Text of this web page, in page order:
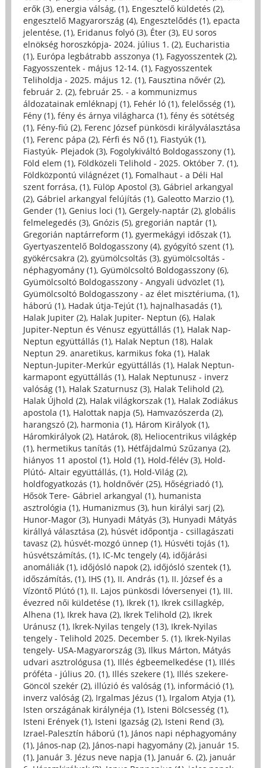
erők (3), energia válság, (1), Engesztelő küldetés (2),
engesztelő Magyarország (4), Engesztelődés (1), epacta
jelentése, (1), Eridanus folyó (3), Éter (3), EU soros
elnökség horoszkópja- 2024. július 1. (2), Eucharistia
(1), Európa legbátrabb asszonya (1), Fagyosszentek (2),
Fagyosszentek - május 12-14. (1), Fagyosszentek
Teliholdja - 2025. május 12. (1), Fausztina nővér (2),
február 2. (2), február 25. - a kommunizmus
áldozatainak emléknapj (1), Fehér ló (1), felelősség (1),
Fény (1), fény és árnya világharca (1), fény és sötétség
(1), Fény-fiú (2), Ferenc József pünkösdi királyválasztása
(1), Ferenc pápa (2), Férfi és Nő (1), Fiastyúk (1),
Fiastyúk- Plejadok (3), Fogolykiváltó Boldogasszony (1),
Föld elem (1), Földközeli Telihold - 2025. Október 7. (1),
Földközpontú világnézet (1), Fomalhaut - a Déli Hal
szent forrása, (1), Fülöp Apostol (3), Gábriel arkangyal
(2), Gábriel arkangyal felújítás (1), Galeotto Marzio (1),
Gender (1), Genius loci (1), Gergely-naptár (2), globális
felmelegedés (3), Gnózis (5), gregorián naptár (1),
Gregorián naptárreform (1), gyermekágyi időszak (1),
Gyertyaszentelő Boldogasszony (4), gyógyító szent (1),
gyökércsakra (2), gyümölcsoltás (3), gyümölcsoltás -
néphagyomány (1), Gyümölcsoltó Boldogasszony (6),
Gyümölcsoltó Boldogasszony - Angyali üdvözlet (1),
Gyümölcsoltó Boldogasszony - az élet misztériuma, (1),
háború (1), Hadak útja-Tejút (1), hajnalhasadás (1),
Halak Jupiter (2), Halak Jupiter- Neptun (6), Halak
Jupiter-Neptun és Vénusz együttállás (1), Halak Nap-
Neptun együttállás (1), Halak Neptun (18), Halak
Neptun 29. anaretikus, karmikus foka (1), Halak
Neptun-Jupiter-Merkúr együttállás (1), Halak Neptun-
karmapont együttállás (1), Halak Neptunusz - inverz
valóság (1), Halak Szaturnusz (3), Halak Telihold (2),
Halak Újhold (2), Halak világkorszak (1), Halak Zodiákus
apostola (1), Halottak napja (5), Hamvazószerda (2),
harangszó (2), harmonia (1), Három Királyok (1),
Háromkirályok (2), Határok, (8), Heliocentrikus világkép
(1), hermetikus tanítás (1), Hétfájdalmú Szűzanya (2),
hiányos 11 apostol (1), Hold (1), Hold-félév (3), Hold-
Plútó- Altair együttállás, (1), Hold-Világ (2),
holdfogyatkozás (1), holdnővér (25), Hőségriadó (1),
Hősök Tere- Gábriel arkangyal (1), humanista
asztrológia (1), Humanizmus (3), hun királyi sarj (2),
Hunor-Magor (3), Hunyadi Mátyás (3), Hunyadi Mátyás
királlyá választása (2), húsvét időpontja - csillagászati
tavasz (2), húsvét-mozgó ünnep (1), Húsvéti tojás (1),
húsvétszámítás, (1), IC-Mc tengely (4), időjárási
anomáliák (1), időjósló napok (2), időjósló szentek (1),
időszámítás, (1), IHS (1), II. András (1), II. József és a
Vízöntő Plútó (1), II. Lajos pünkösdi lóversenyei (1), III.
évezred női küldetése (1), Ikrek (1), Ikrek csillagkép,
Alhena (1), Ikrek hava (2), Ikrek Telihold (2), Ikrek
Uránusz (1), Ikrek-Nyilas tengely (13), Ikrek-Nyilas
tengely - Telihold 2025. December 5. (1), Ikrek-Nyilas
tengely- USA-Magyarország (3), Ilkus Márton, Mátyás
udvari asztrológusa (1), Illés égbeemelkedése (1), Illés
próféta - július 20. (1), Illés szekere (1), Illés szekere-
Göncöl szekér (2), illúzió és valóság (1), információ (1),
inverz valóság (2), Irgalmas Jézus (1), Irgalom Atyja (1),
Isten országának királynéja (1), Isteni Bölcsesség (1),
Isteni Erények (1), Isteni Igazság (2), Isteni Rend (3),
Izrael-Palesztín háború (1), János napi néphagyomány
(1), János-nap (2), János-napi hagyomány (2), január 15.
(1), Január 3. Jézus neve napja (1), Január 6. (2), január